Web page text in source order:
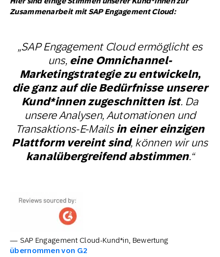
Zusammenarbeit mit SAP Engagement Cloud:
„SAP Engagement Cloud ermöglicht es
uns, eine Omnichannel-
Marketingstrategie zu entwickeln,
die ganz auf die Bedürfnisse unserer
Kund*innen zugeschnitten ist. Da
unsere Analysen, Automationen und
Transaktions-E-Mailsin einer einzigen
Plattform vereint sind, können wir uns
kanalübergreifend abstimmen.“
— SAP Engagement Cloud-Kund*in, Bewertung
übernommen von G2